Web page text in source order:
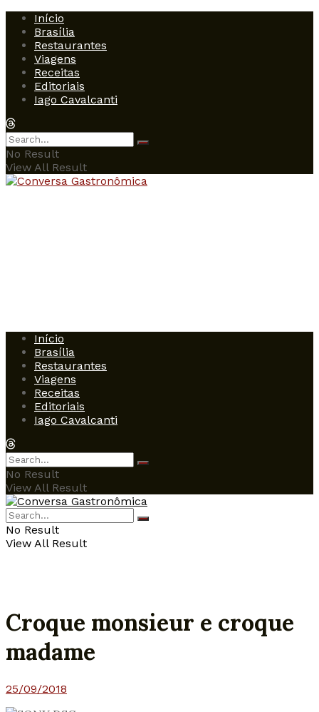
Início
Brasília
Restaurantes
Viagens
Receitas
Editoriais
Iago Cavalcanti
No Result
View All Result
Início
Brasília
Restaurantes
Viagens
Receitas
Editoriais
Iago Cavalcanti
No Result
View All Result
No Result
View All Result
Croque monsieur e croque
madame
25/09/2018